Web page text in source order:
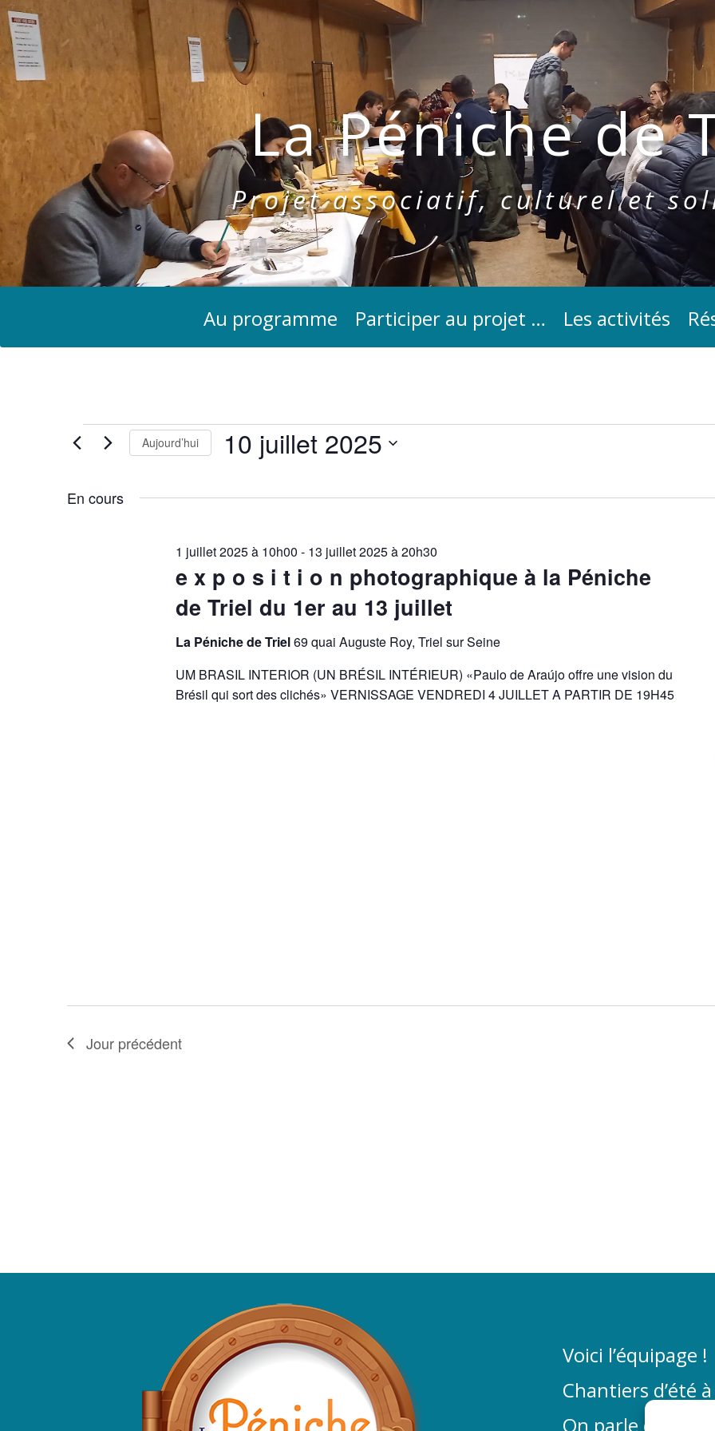
La Péniche de
Projet associatif, culturel et
Au programme Participer au projet … Les activités
Évènements
for
juillet
Aujourd’hui 10 juillet 2025
date.
En cours
e x p o s i t i o n photographique à la Péniche
de Triel du 1er au 13 juillet
1 juillet 2025 à 10h00 - 13 juillet 2025 à 20h30
La Péniche de Triel69 quai Auguste Roy, Triel sur Seine
UM BRASIL INTERIOR (UN BRÉSIL INTÉRIEUR) «Paulo de Araújo offre une vision du
Brésil qui sort des clichés» VERNISSAGE VENDREDI 4 JUILLET A PARTIR DE 19H45
Jour précédent
Voici l’équipage !
Chantiers d’été
On parle de La